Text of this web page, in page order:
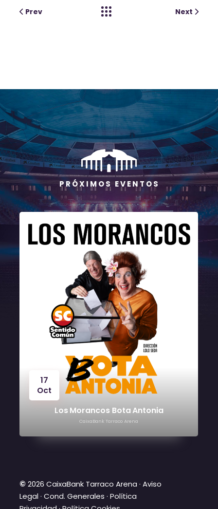
Prev Next
P R Ó X I M O S E V E N T O S
Oct
Los Morancos Bota Antonia
CaixaBank Tarraco Arena
© 2026 CaixaBank Tarraco Arena · Aviso
Legal·Cond. Generales ·Política